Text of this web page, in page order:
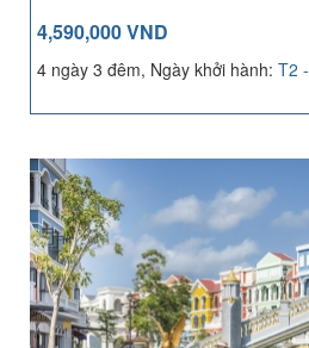
4,590,000 VND
4 ngày 3 đêm, Ngày khởi hành: T2